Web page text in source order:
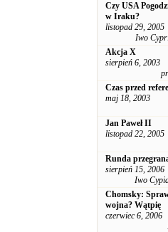
Czy USA
w Iraku?
listopad 29, 2005
Iwo
Akcja X
sierpień 6, 2003
Czas przed
maj 18, 2003
Jan Paweł II
listopad 22, 2005
Runda
sierpień 15, 2006
Iwo
Chomsky:
wojna? Wątpię
czerwiec 6, 2006